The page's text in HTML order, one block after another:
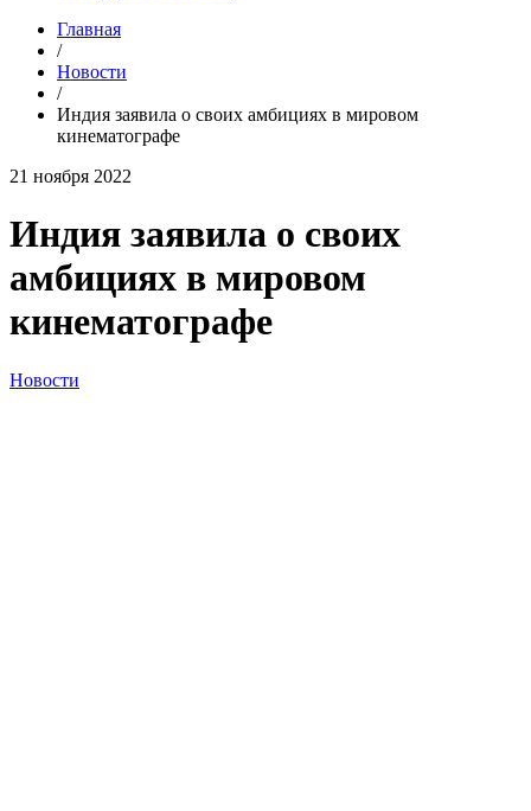
Главная
/
Новости
/
Индия заявила о своих амбициях в мировом
кинематографе
21 ноября 2022
Индия заявила о своих
амбициях в мировом
кинематографе
Новости